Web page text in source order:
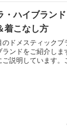
・ハイブラン
着こなし方
ドメスティックブ
ランドをご紹介し
説明しています。